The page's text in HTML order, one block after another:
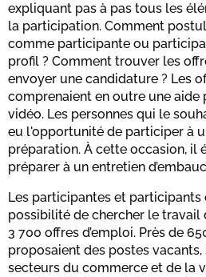
expliquant pas à pas tous les
la participation. Comment
comme participante ou
profil ? Comment trouver les
envoyer une candidature ? Les
comprenaient en outre une aide
vidéo. Les personnes qui le
eu l'opportunité de participer à
préparation. À cette occasion, il
préparer à un entretien
Les participantes et participants
possibilité de chercher le travail
3 700 offres d’emploi. Près de
proposaient des postes
secteurs du commerce et de la